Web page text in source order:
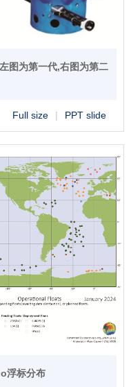
图为第一代,右图为第二
Full size | PPT slide
浮标分布